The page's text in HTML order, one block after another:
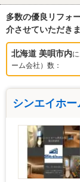
多数の優良リフォ
介させていただき
北海道 美唄市内
ーム会社）数：
シンエイホ